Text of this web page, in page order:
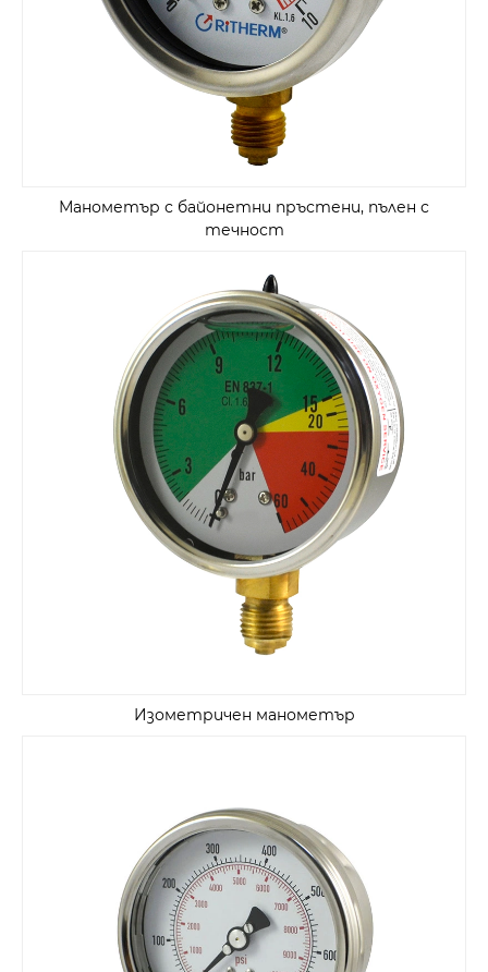
Манометър с байонетни пръстени, пълен с
течност
Изометричен манометър